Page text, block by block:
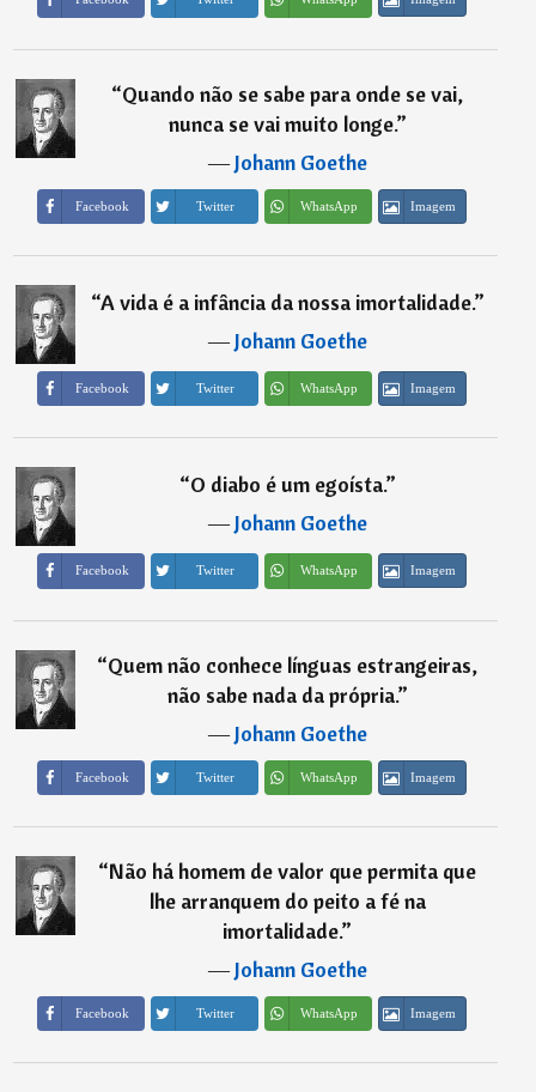
“Quando não se sabe para onde se vai,
nunca se vai muito longe.”
―Johann Goethe
Facebook Twitter WhatsApp Imagem
“A vida é a infância da nossa imortalidade.”
―Johann Goethe
Facebook Twitter WhatsApp Imagem
“O diabo é um egoísta.”
―Johann Goethe
Facebook Twitter WhatsApp Imagem
“Quem não conhece línguas estrangeiras,
não sabe nada da própria.”
―Johann Goethe
Facebook Twitter WhatsApp Imagem
“Não há homem de valor que permita que
lhe arranquem do peito a fé na
imortalidade.”
―Johann Goethe
Facebook Twitter WhatsApp Imagem